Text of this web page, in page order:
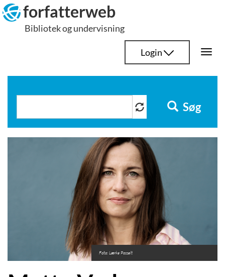
Hop
til
indhold
forfatterweb
Bibliotek og undervisning
Login
Søg
Foto: Lærke Posselt